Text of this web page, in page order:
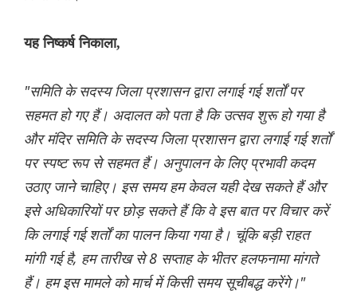
यह निष्कर्ष निकाला,
"समिति के सदस्य जिला प्रशासन द्वारा लगाई गई शर्तों पर
सहमत हो गए हैं। अदालत को पता है कि उत्सव शुरू हो गया है
और मंदिर समिति के सदस्य जिला प्रशासन द्वारा लगाई गई शर्तों
पर स्पष्ट रूप से सहमत हैं। अनुपालन के लिए प्रभावी कदम
उठाए जाने चाहिए। इस समय हम केवल यही देख सकते हैं और
इसे अधिकारियों पर छोड़ सकते हैं कि वे इस बात पर विचार करें
कि लगाई गई शर्तों का पालन किया गया है। चूंकि बड़ी राहत
मांगी गई है, हम तारीख से 8 सप्ताह के भीतर हलफनामा मांगते
हैं। हम इस मामले को मार्च में किसी समय सूचीबद्ध करेंगे।"